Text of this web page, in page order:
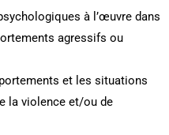
à l’œuvre dans
agressifs ou
et les situations
la violence et/ou de